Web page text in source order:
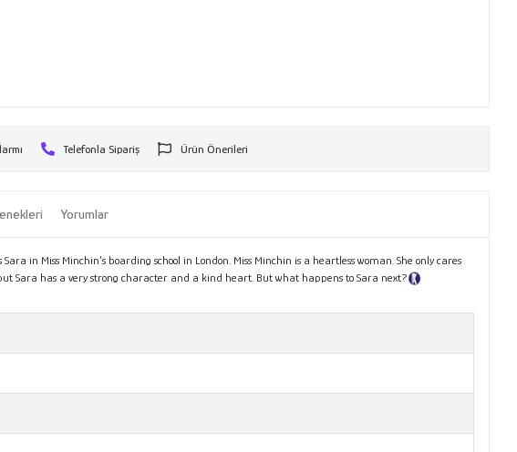
Telefonla Sipariş Ürün Önerileri
Yorumlar
in Miss Minchin’s boarding school in London. Miss Minchin is a heartless woman. She only cares
Sara has a very strong character and a kind heart. But what happens to Sara next?